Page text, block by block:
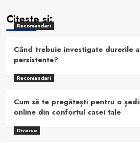
Citeste si:
Recomandari
Când trebuie investigate durerile
persistente?
Recomandari
Cum să te pregătești pentru o
online din confortul casei tale
Diverse